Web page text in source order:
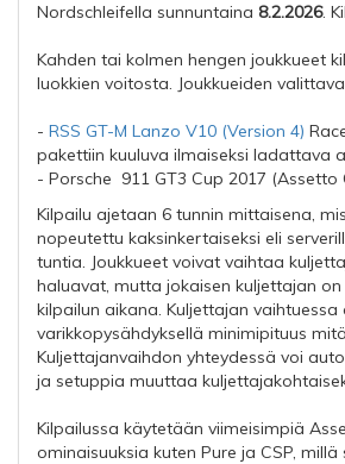
Nordschleifella sunnuntaina 8.2.2026.
Kahden tai kolmen hengen joukkueet
luokkien voitosta. Joukkueiden
- RSS GT-M Lanzo V10 (Version 4)
pakettiin kuuluva ilmaiseksi ladattava
- Porsche 911 GT3 Cup 2017 (Assetto
Kilpailu ajetaan 6 tunnin mittaisena,
nopeutettu kaksinkertaiseksi eli
tuntia. Joukkueet voivat vaihtaa
haluavat, mutta jokaisen kuljettajan
kilpailun aikana. Kuljettajan vaihtuessa
varikkopysähdyksellä minimipituus
Kuljettajanvaihdon yhteydessä voi
ja setuppia muuttaa
Kilpailussa käytetään viimeisimpiä
ominaisuuksia kuten Pure ja CSP,